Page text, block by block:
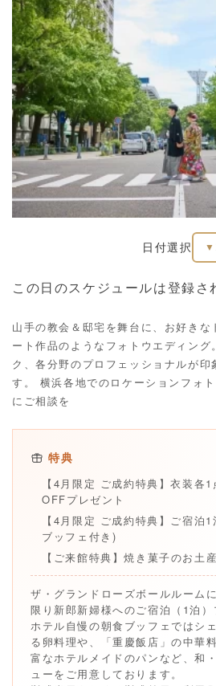
日付選択 ▼
この日のスケジュールは登録さ
山手の教会＆邸宅を舞台に、お好きな
ート作品のようなフォトウエディン
ク、各分野のプロフェッショナルが印
す。 横浜各地でのロケーションフォ
にご相談を
特典
【4月限定 ご成約特典】衣装各
OFFプレゼント
【4月限定 ご成約特典】ご宿泊
ブッフェ付き)
【ご来館特典】焼き菓子のお土
ザ・グランドローズボールルーム
限り新郎新婦様へのご宿泊（1泊）
ホテル自慢の朝食ブッフェではシ
る卵料理や、「重慶飯店」の中華
富なホテルメイドのパンなど、和
ューをご用意しております。